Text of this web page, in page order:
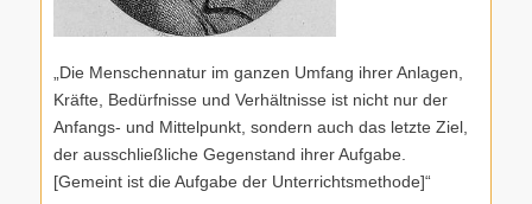
„Die Menschennatur im ganzen Umfang ihrer Anlagen,
Kräfte, Bedürfnisse und Verhältnisse ist nicht nur der
Anfangs- und Mittelpunkt, sondern auch das letzte Ziel,
der ausschließliche Gegenstand ihrer Aufgabe.
[Gemeint ist die Aufgabe der Unterrichtsmethode]“